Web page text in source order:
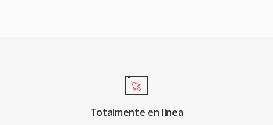
Totalmente en línea